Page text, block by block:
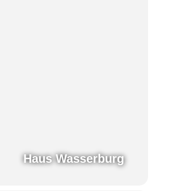
Haus Wasserburg